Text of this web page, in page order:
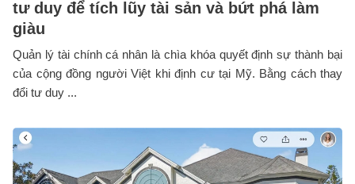
tư duy để tích lũy tài sản và bứt phá làm
giàu
Quản lý tài chính cá nhân là chìa khóa quyết định sự thành bại
của cộng đồng người Việt khi định cư tại Mỹ. Bằng cách thay
đổi tư duy ...